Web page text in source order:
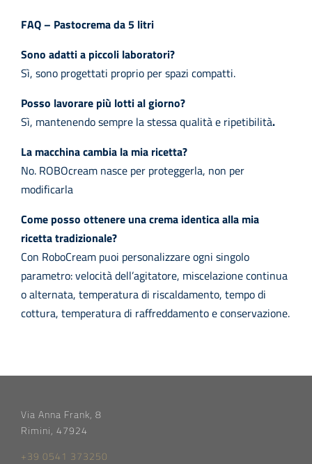
FAQ – Pastocrema da 5 litri
Sono adatti a piccoli laboratori?
Sì, sono progettati proprio per spazi compatti.
Posso lavorare più lotti al giorno?
Sì, mantenendo sempre la stessa qualità e ripetibilità.
La macchina cambia la mia ricetta?
No. ROBOcream nasce per proteggerla, non per
modificarla
Come posso ottenere una crema identica alla mia
ricetta tradizionale?
Con RoboCream puoi personalizzare ogni singolo
parametro: velocità dell’agitatore, miscelazione continua
o alternata, temperatura di riscaldamento, tempo di
cottura, temperatura di raffreddamento e conservazione.
Via Anna Frank, 8
Rimini, 47924
+39 0541 373250